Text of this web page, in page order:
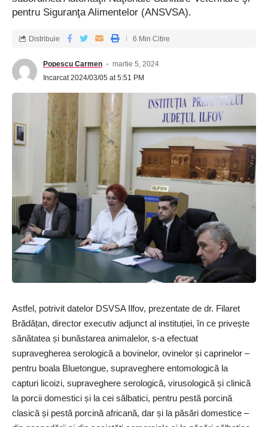
pentru Siguranţa Alimentelor (ANSVSA).
Popescu Carmen
martie 5, 2024
Incarcat 2024/03/05 at 5:51 PM
Distribuie 6 Min Citire
Astfel, potrivit datelor DSVSA Ilfov, prezentate de dr. Filaret
Brădățan, director executiv adjunct al instituției, în ce privește
sănătatea și bunăstarea animalelor, s-a efectuat
supravegherea serologică a bovinelor, ovinelor și caprinelor –
pentru boala Bluetongue, supraveghere entomologică la
capturi licoizi, supraveghere serologică, virusologică și clinică
la porcii domestici și la cei sălbatici, pentru pestă porcină
clasică și pestă porcină africană, dar și la păsări domestice –